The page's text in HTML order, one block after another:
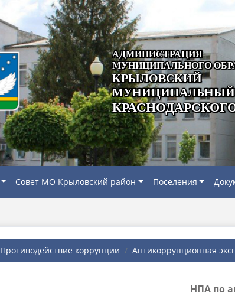
АДМИНИСТРАЦИЯ
МУНИЦИПАЛЬНОГО
КРЫЛОВСКИЙ
МУНИЦИПАЛЬНЫЙ
Совет МО Крыловский район Поселения
Противодействие коррупции Антикоррупционная
НПА по